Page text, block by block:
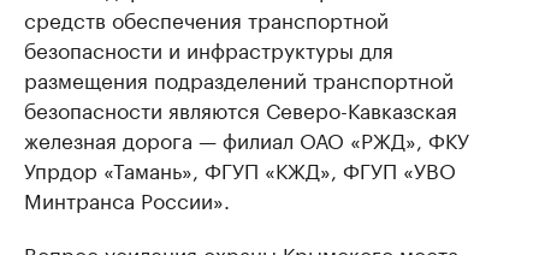
средств обеспечения транспортной
безопасности и инфраструктуры для
размещения подразделений транспортной
безопасности являются Северо-Кавказская
железная дорога — филиал ОАО «РЖД», ФКУ
Упрдор «Тамань», ФГУП «КЖД», ФГУП «УВО
Минтранса России».